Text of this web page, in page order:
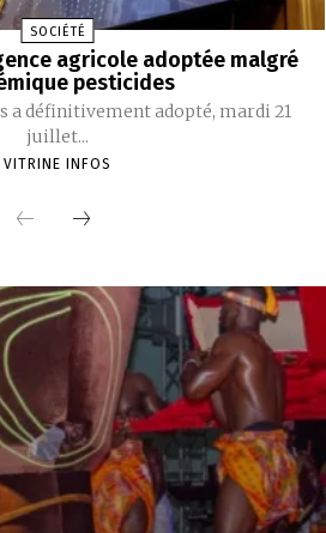
SOCIÉTÉ
agricole adoptée malgré
pesticides
a définitivement adopté, mardi 21
juillet...
VITRINE INFOS